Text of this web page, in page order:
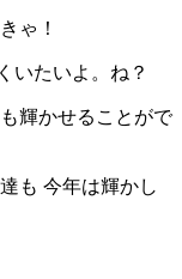
ゃ！
いたいよ。ね？
輝かせることがで
も 今年は輝かし